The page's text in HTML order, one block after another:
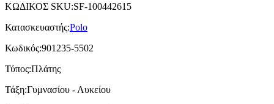
ΚΩΔΙΚΟΣ SKU:SF-100442615
Κατασκευαστής:Polo
Κωδικός:901235-5502
Τύπος:Πλάτης
Τάξη:Γυμνασίου - Λυκείου